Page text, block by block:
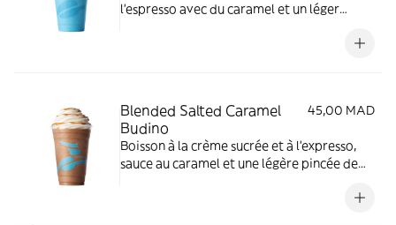
l'espresso avec du caramel et un léger
couronné de crème chantilly et de sauce au
Blended Salted Caramel
Budino
45,00 MAD
Boisson à la crème sucrée et à l'expresso,
sauce au caramel et une légère pincée de